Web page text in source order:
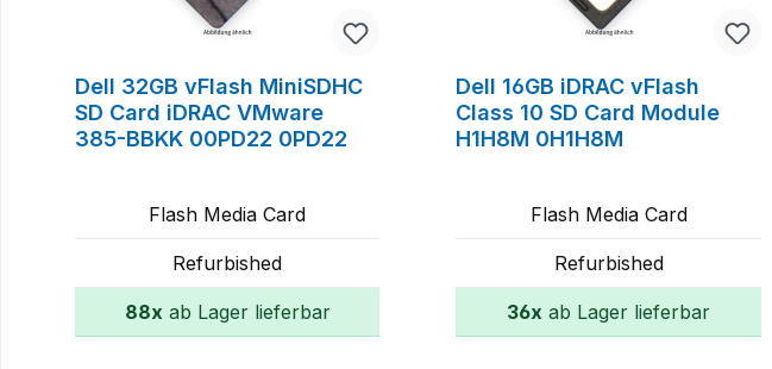
Dell 32GB vFlash MiniSDHC
SD Card iDRAC VMware
385-BBKK 00PD22 0PD22
Flash Media Card
Refurbished
88x ab Lager lieferbar
Dell 16GB iDRAC vFlash
Class 10 SD Card Module
H1H8M 0H1H8M
Flash Media Card
Refurbished
36x ab Lager lieferbar